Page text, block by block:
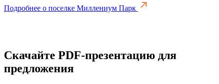
Подробнее о поселке Миллениум Парк
Скачайте PDF-презентацию для
предложения